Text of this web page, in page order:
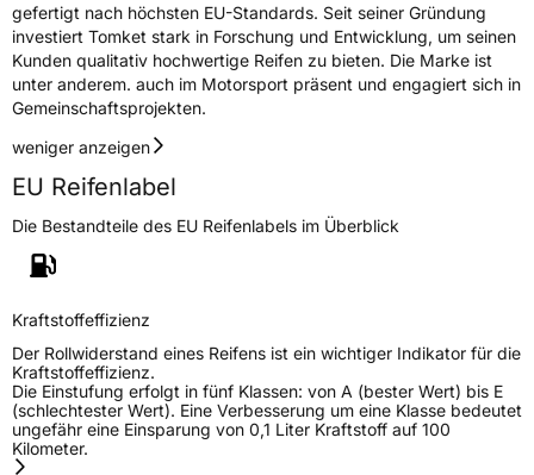
gefertigt nach höchsten EU-Standards. Seit seiner Gründung
investiert Tomket stark in Forschung und Entwicklung, um seinen
Kunden qualitativ hochwertige Reifen zu bieten. Die Marke ist
unter anderem. auch im Motorsport präsent und engagiert sich in
Gemeinschaftsprojekten.
weniger anzeigen
EU Reifenlabel
Die Bestandteile des EU Reifenlabels im Überblick
Kraftstoffeffizienz
Der Rollwiderstand eines Reifens ist ein wichtiger Indikator für die
Kraftstoffeffizienz.
Die Einstufung erfolgt in fünf Klassen: von A (bester Wert) bis E
(schlechtester Wert). Eine Verbesserung um eine Klasse bedeutet
ungefähr eine Einsparung von 0,1 Liter Kraftstoff auf 100
Kilometer.